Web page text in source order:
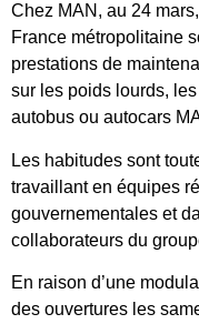
Chez MAN, au 24
France métropolitaine
prestations de
sur les poids lourds,
autobus ou autocars
Les habitudes sont
travaillant en équipes
gouvernementales et
collaborateurs du
En raison d’une
des ouvertures les